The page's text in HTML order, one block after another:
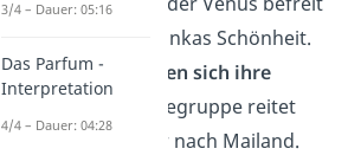
und er erkennt Biankas Schönheit.
Die beiden gestehen sich ihre
Liebe
und die Reisegruppe reitet
gemeinsam weiter nach Mailand.
3/4 – Dauer: 05:16
Das Parfum -
Interpretation
4/4 – Dauer: 04:28